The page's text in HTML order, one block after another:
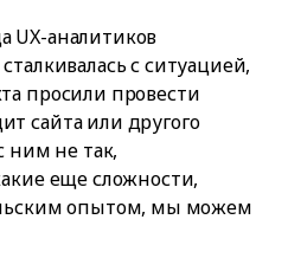
UX-аналитиков
с ситуацией,
просили провести
сайта или другого
ним не так,
еще сложности,
опытом, мы можем